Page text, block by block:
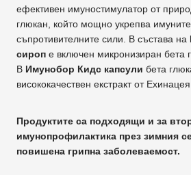
ефективен имуностимулатор от
глюкан, който мощно укрепва
съпротивителните сили. В състава на
сироп е включен микронизиран бета
В Имунобор Кидс капсули бета
висококачествен екстракт от Ехинацея.
Продуктите са подходящи и за
имунопрофилактика през зимния
повишена грипна заболеваемост.